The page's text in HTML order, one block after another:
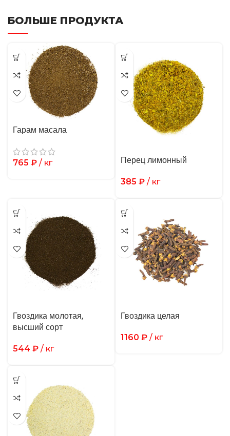
БОЛЬШЕ ПРОДУКТА
Гарам масала
765 ₽ / кг Перец лимонный
385 ₽ / кг
Гвоздика молотая,
высший сорт
544 ₽ / кг
Гвоздика целая
1160 ₽ / кг